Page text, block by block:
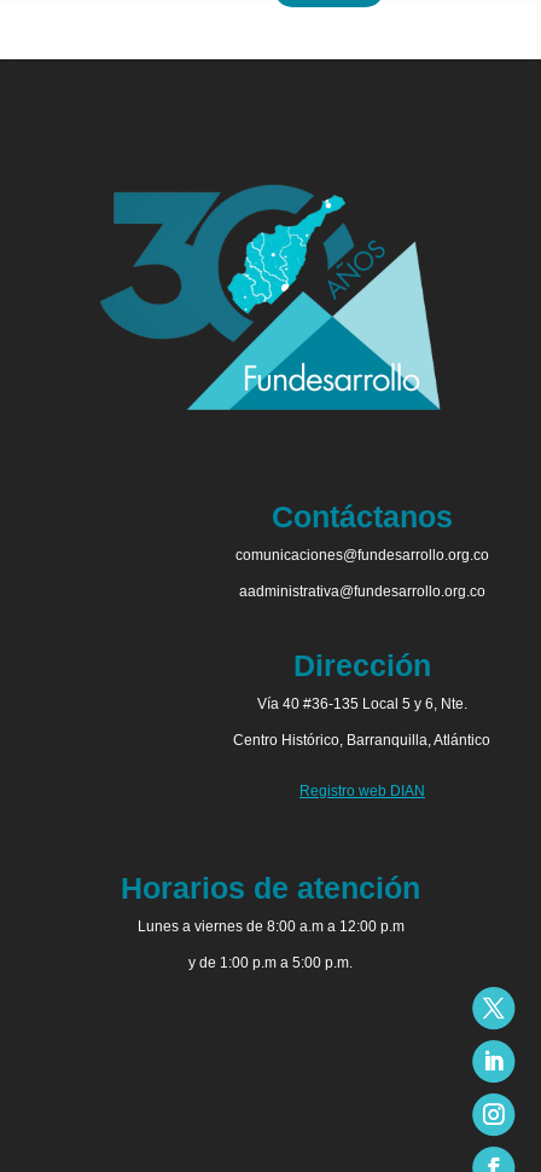
Contáctanos
comunicaciones@fundesarrollo.org.co
aadministrativa@fundesarrollo.org.co
Dirección
Vía 40 #36-135 Local 5 y 6, Nte.
Centro Histórico, Barranquilla, Atlántico
Registro web DIAN
Horarios de atención
Lunes a viernes de 8:00 a.m a 12:00 p.m
y de 1:00 p.m a 5:00 p.m.